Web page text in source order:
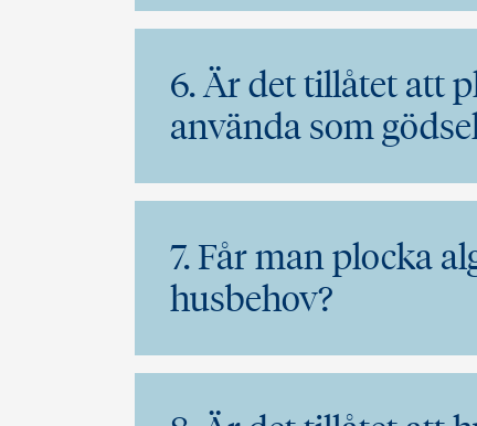
6. Är det tillåtet att
använda som
7. Får man plocka
husbehov?